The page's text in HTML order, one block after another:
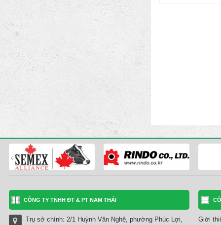
CÔNG TY TNHH ĐT & PT NAM THÁI
Trụ sở chính: 2/1 Huỳnh Văn Nghệ, phường Phúc Lợi,
Giới